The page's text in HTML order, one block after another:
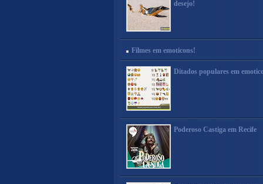
desejo!
Filmes em emoticons!
Ditados populares em
Poderoso Castiga em Recife